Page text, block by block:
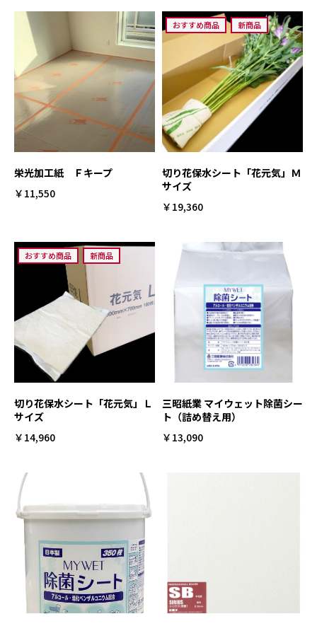
栄光加工紙 Ｆキープ
￥11,550
おすすめ商品 新商品
切り花保水シート「花元気」Ｍ
サイズ
￥19,360
おすすめ商品 新商品
切り花保水シート「花元気」Ｌ
サイズ
￥14,960
三昭紙業 マイウェット除菌シー
ト（詰め替え用）
￥13,090